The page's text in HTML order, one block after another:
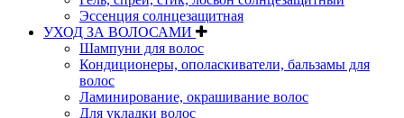
Эссенция солнцезащитная
УХОД ЗА ВОЛОСАМИ
Шампуни для волос
Кондиционеры, ополаскиватели, бальзамы для
волос
Ламинирование, окрашивание волос
Для укладки волос